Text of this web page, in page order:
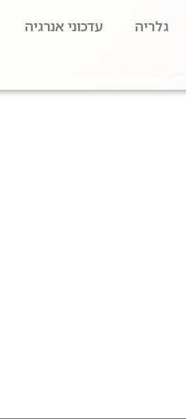
גלריה עדכוני אנרגיה